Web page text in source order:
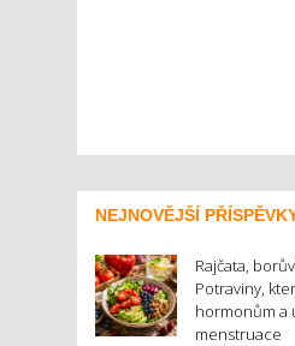
NEJNOVĚJŠÍ
Rajčata,
Potraviny,
hormonům a
menstruace